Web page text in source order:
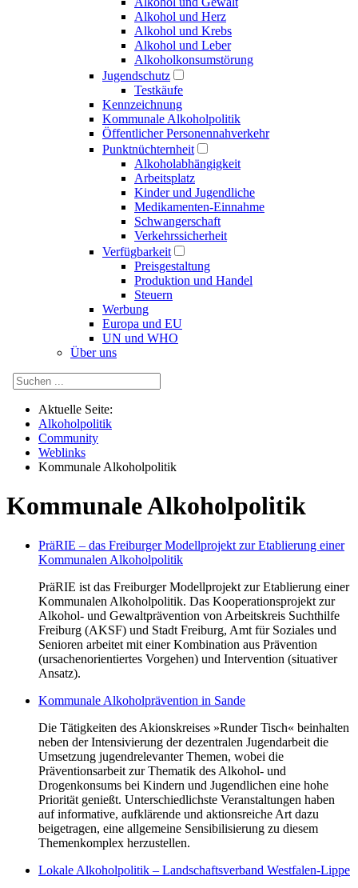
Alkohol und Herz
Alkohol und Krebs
Alkohol und Leber
Alkoholkonsumstörung
Jugendschutz
Testkäufe
Kennzeichnung
Kommunale Alkoholpolitik
Öffentlicher Personennahverkehr
Punktnüchternheit
Alkoholabhängigkeit
Arbeitsplatz
Kinder und Jugendliche
Medikamenten-Einnahme
Schwangerschaft
Verkehrssicherheit
Verfügbarkeit
Preisgestaltung
Produktion und Handel
Steuern
Werbung
Europa und EU
UN und WHO
Über uns
Aktuelle Seite:
Alkoholpolitik
Community
Weblinks
Kommunale Alkoholpolitik
Kommunale Alkoholpolitik
PräRIE – das Freiburger Modellprojekt zur Etablierung einer
Kommunalen Alkoholpolitik
PräRIE ist das Freiburger Modellprojekt zur Etablierung einer
Kommunalen Alkoholpolitik. Das Kooperationsprojekt zur
Alkohol- und Gewaltprävention von Arbeitskreis Suchthilfe
Freiburg (AKSF) und Stadt Freiburg, Amt für Soziales und
Senioren arbeitet mit einer Kombination aus Prävention
(ursachenorientiertes Vorgehen) und Intervention (situativer
Ansatz).
Kommunale Alkoholprävention in Sande
Die Tätigkeiten des Akionskreises »Runder Tisch« beinhalten
neben der Intensivierung der dezentralen Jugendarbeit die
Umsetzung jugendrelevanter Themen, wobei die
Präventionsarbeit zur Thematik des Alkohol- und
Drogenkonsums bei Kindern und Jugendlichen eine hohe
Priorität genießt. Unterschiedlichste Veranstaltungen haben
auf informative, aufklärende und aktionsreiche Art dazu
beigetragen, eine allgemeine Sensibilisierung zu diesem
Themenkomplex herzustellen.
Lokale Alkoholpolitik – Landschaftsverband Westfalen-Lippe